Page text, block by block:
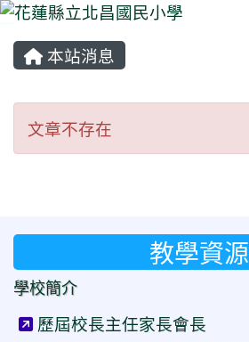
本站消息
文章不存在
文章不存在
教學資源
學校簡介
歷屆校長主任家長會長